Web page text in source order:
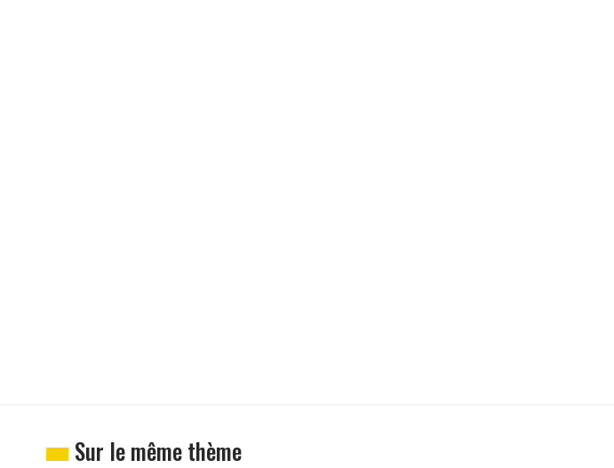
Sur le même thème